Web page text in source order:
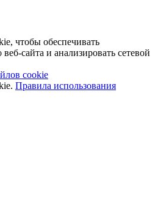
чтобы обеспечивать
сайта и анализировать сетевой
cookie
Правила использования